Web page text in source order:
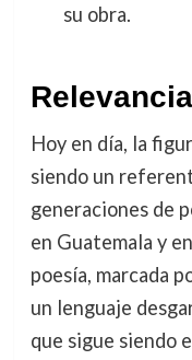
su obra.
Hoy en día, la
siendo un
generaciones de
en Guatemala y
poesía, marcada
un lenguaje
que sigue siendo